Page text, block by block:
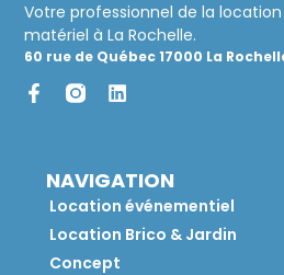
Votre professionnel de la
matériel à La Rochelle.
60 rue de Québec 17000 La
NAVIGATION
Location événementiel
Location Brico & Jardin
Concept